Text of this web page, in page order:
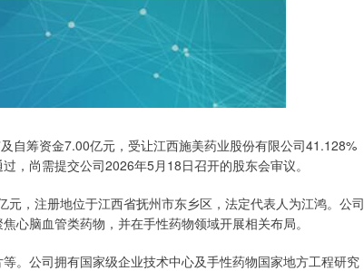
筹资金7.00亿元，受让江西施美药业股份有限公司41.128%
，尚需提交公司2026年5月18日召开的股东会审议。
，注册地位于江西省抚州市东乡区，法定代表人为江鸿。公司
心脑血管类药物，并在手性药物领域开展相关布局。
公司拥有国家级企业技术中心及手性药物国家地方工程研究
258.49 1.86%